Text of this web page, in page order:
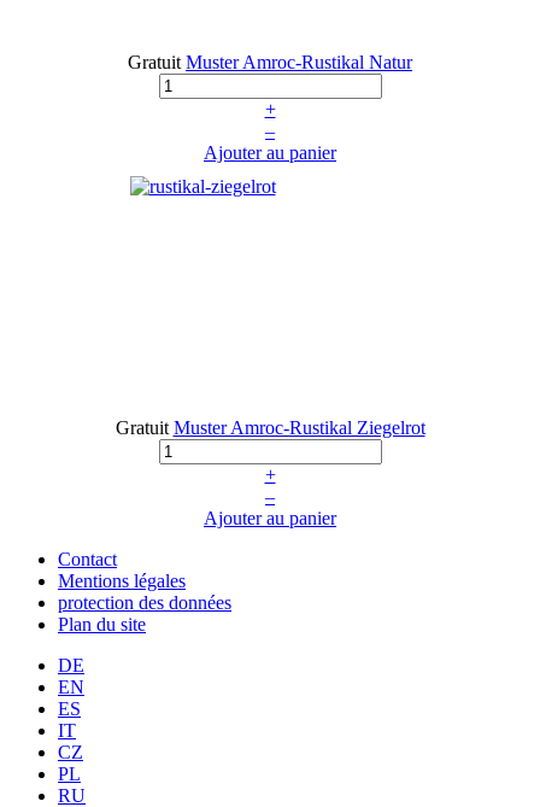
Gratuit Muster Amroc-Rustikal Natur
+
–
Ajouter au panier
Gratuit Muster Amroc-Rustikal Ziegelrot
+
–
Ajouter au panier
Contact
Mentions légales
protection des données
Plan du site
DE
EN
ES
IT
CZ
PL
RU